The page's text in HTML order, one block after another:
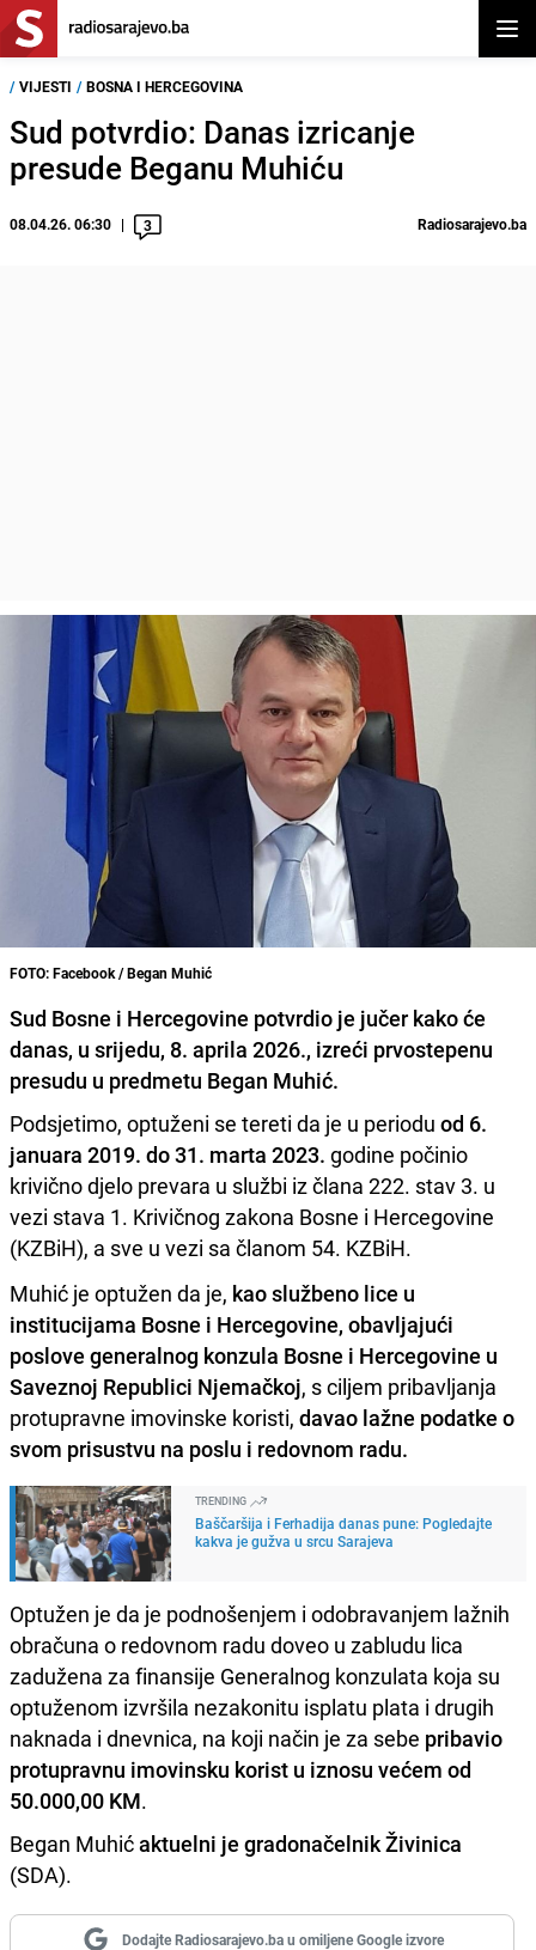
/ VIJESTI / BOSNA I HERCEGOVINA
Sud potvrdio: Danas izricanje
presude Beganu Muhiću
08.04.26. 06:30 3 Radiosarajevo.ba
FOTO: Facebook / Began Muhić
Sud Bosne i Hercegovine potvrdio je jučer kako će
danas, u srijedu, 8. aprila 2026., izreći prvostepenu
presudu u predmetu Began Muhić.
Podsjetimo, optuženi se tereti da je u periodu od 6.
januara 2019. do 31. marta 2023. godine počinio
krivično djelo prevara u službi iz člana 222. stav 3. u
vezi stava 1. Krivičnog zakona Bosne i Hercegovine
(KZBiH), a sve u vezi sa članom 54. KZBiH.
Muhić je optužen da je, kao službeno lice u
institucijama Bosne i Hercegovine, obavljajući
poslove generalnog konzula Bosne i Hercegovine u
Saveznoj Republici Njemačkoj, s ciljem pribavljanja
protupravne imovinske koristi, davao lažne podatke o
svom prisustvu na poslu i redovnom radu.
TRENDING
Baščaršija i Ferhadija danas pune: Pogledajte
kakva je gužva u srcu Sarajeva
Optužen je da je podnošenjem i odobravanjem lažnih
obračuna o redovnom radu doveo u zabludu lica
zadužena za finansije Generalnog konzulata koja su
optuženom izvršila nezakonitu isplatu plata i drugih
naknada i dnevnica, na koji način je za sebe pribavio
protupravnu imovinsku korist u iznosu većem od
50.000,00 KM.
Began Muhićaktuelni je gradonačelnik Živinica
(SDA).
Dodajte Radiosarajevo.ba u omiljene Google izvore